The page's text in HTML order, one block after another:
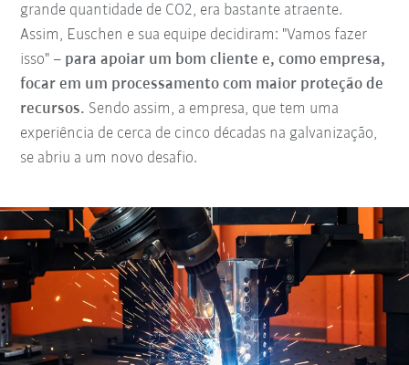
grande quantidade de CO2, era bastante atraente.
Assim, Euschen e sua equipe decidiram: "Vamos fazer
isso" – para apoiar um bom cliente e, como empresa,
focar em um processamento com maior proteção de
recursos. Sendo assim, a empresa, que tem uma
experiência de cerca de cinco décadas na galvanização,
se abriu a um novo desafio.